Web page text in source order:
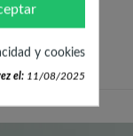
baby shower
y cookies
el: 11/08/2025